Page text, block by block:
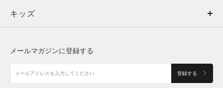
キッズ
アクセサリー
ボトムス
アクセサリー
トップス
シューズ
キッズ
メールマガジンに登録する
登録する